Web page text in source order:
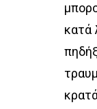
κατά